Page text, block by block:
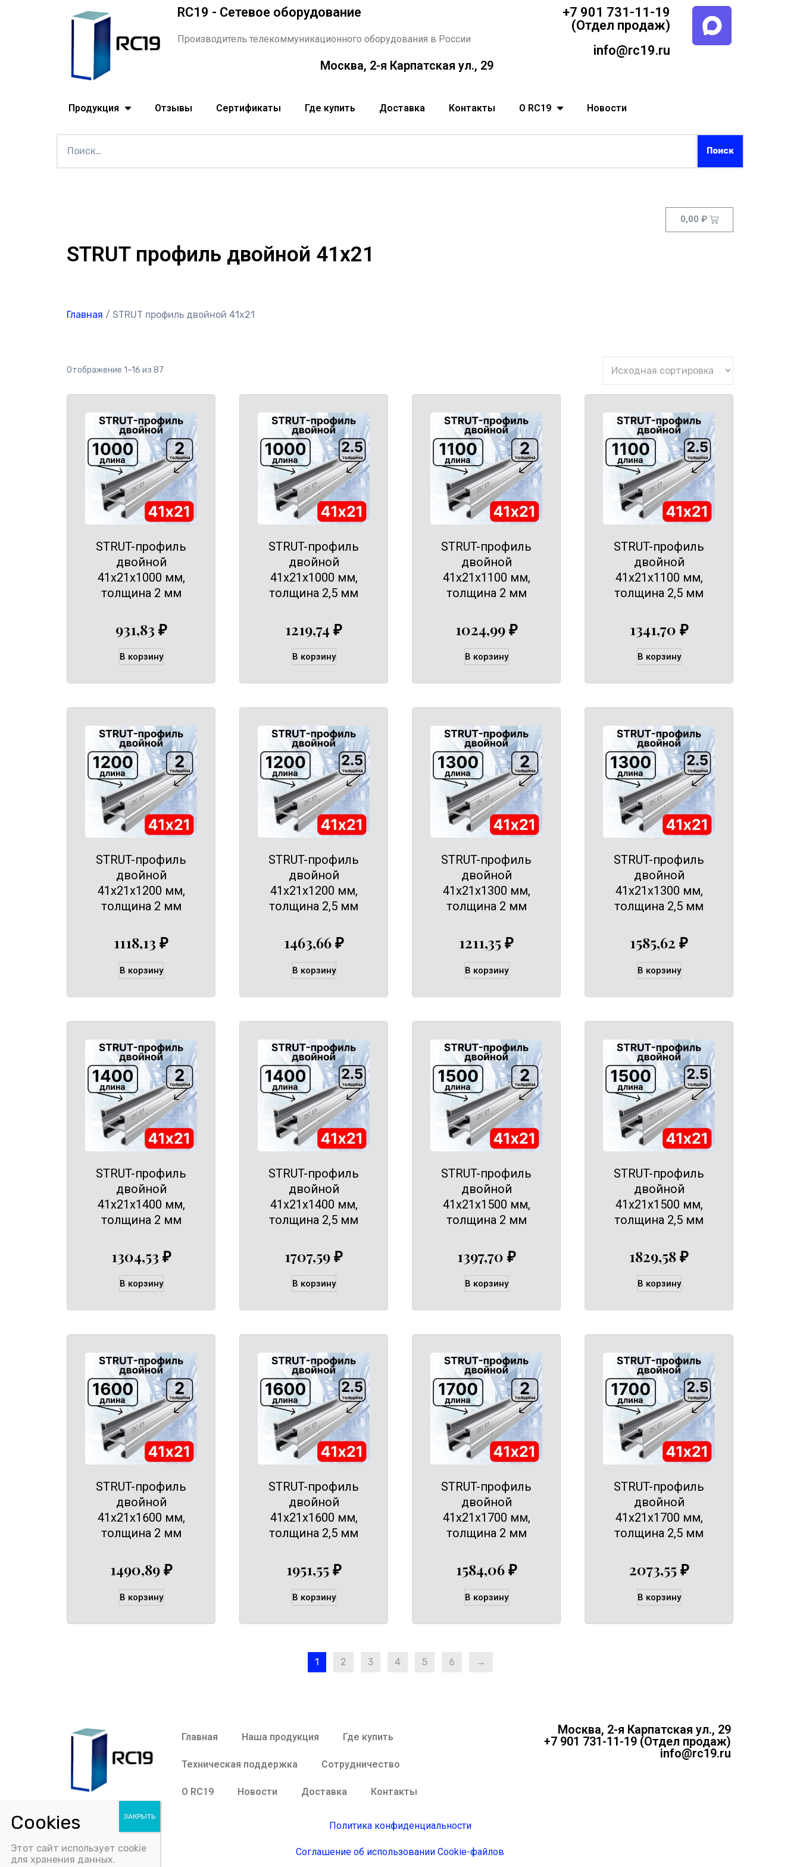
RC19 - Сетевое оборудование
Производитель телекоммуникационного оборудования в России
Москва, 2-я Карпатская ул., 29
+7 901 731-11-19
(Отдел продаж)
info@rc19.ru
Продукция Отзывы Сертификаты Где купить Доставка Контакты О RC19 Новости
0,00 ₽
STRUT профиль двойной 41x21
Главная / STRUT профиль двойной 41x21
Отображение 1–16 из 87
STRUT-профиль
двойной
41х21х1000 мм,
толщина 2 мм
931,83 ₽
В корзину
STRUT-профиль
двойной
41х21х1000 мм,
толщина 2,5 мм
1219,74 ₽
В корзину
STRUT-профиль
двойной
41х21х1100 мм,
толщина 2 мм
1024,99₽
В корзину
STRUT-профиль
двойной
41х21х1100 мм,
толщина 2,5 мм
1341,70 ₽
В корзину
STRUT-профиль
двойной
41х21х1200 мм,
толщина 2 мм
1118,13 ₽
В корзину
STRUT-профиль
двойной
41х21х1200 мм,
толщина 2,5 мм
1463,66₽
В корзину
STRUT-профиль
двойной
41х21х1300 мм,
толщина 2 мм
1211,35₽
В корзину
STRUT-профиль
двойной
41х21х1300 мм,
толщина 2,5 мм
1585,62 ₽
В корзину
STRUT-профиль
двойной
41х21х1400 мм,
толщина 2 мм
1304,53 ₽
В корзину
STRUT-профиль
двойной
41х21х1400 мм,
толщина 2,5 мм
1707,59₽
В корзину
STRUT-профиль
двойной
41х21х1500 мм,
толщина 2 мм
1397,70 ₽
В корзину
STRUT-профиль
двойной
41х21х1500 мм,
толщина 2,5 мм
1829,58₽
В корзину
STRUT-профиль
двойной
41х21х1600 мм,
толщина 2 мм
1490,89₽
В корзину
STRUT-профиль
двойной
41х21х1600 мм,
толщина 2,5 мм
1951,55₽
В корзину
STRUT-профиль
двойной
41х21х1700 мм,
толщина 2 мм
1584,06₽
В корзину
STRUT-профиль
двойной
41х21х1700 мм,
толщина 2,5 мм
2073,55₽
В корзину
1 2 3 4 5 6 →
Главная Наша продукция Где купить
Техническая поддержка Сотрудничество
О RC19 Новости Доставка Контакты
Москва, 2-я Карпатская ул., 29
+7 901 731-11-19 (Отдел продаж)
info@rc19.ru
Политика конфиденциальности
Соглашение об использовании Cookie-файлов
Этот сайт использует cookie
для хранения данных.